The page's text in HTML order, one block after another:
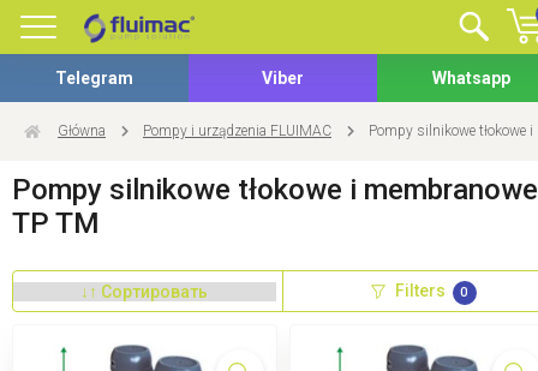
Telegram Viber Whatsapp
Główna Pompy i urządzenia FLUIMAC Pompy silnikowe tłokowe
Pompy silnikowe tłokowe i membranowe
TP TM
Filters 0